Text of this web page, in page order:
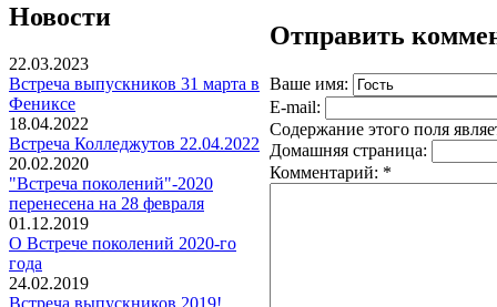
Новости
22.03.2023
Встреча выпускников 31 марта в
Фениксе
18.04.2022
Встреча Колледжутов 22.04.2022
20.02.2020
"Встреча поколений"-2020
перенесена на 28 февраля
01.12.2019
О Встрече поколений 2020-го
года
24.02.2019
Встреча выпускников 2019!
Отправить
Ваше имя:
E-mail:
Содержание этого поля
Домашняя страница:
Комментарий: *